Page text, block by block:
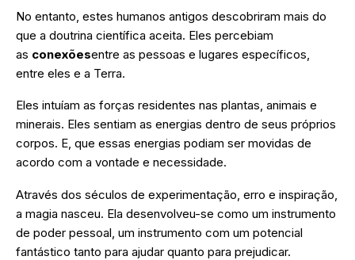
No entanto, estes humanos antigos descobriram mais do
que a doutrina científica aceita. Eles percebiam
as conexõesentre as pessoas e lugares específicos,
entre eles e a Terra.
Eles intuíam as forças residentes nas plantas, animais e
minerais. Eles sentiam as energias dentro de seus próprios
corpos. E, que essas energias podiam ser movidas de
acordo com a vontade e necessidade.
Através dos séculos de experimentação, erro e inspiração,
a magia nasceu. Ela desenvolveu-se como um instrumento
de poder pessoal, um instrumento com um potencial
fantástico tanto para ajudar quanto para prejudicar.